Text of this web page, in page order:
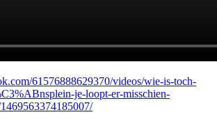
61576888629370/videos/wie-is-toch-
je-loopt-er-misschien-